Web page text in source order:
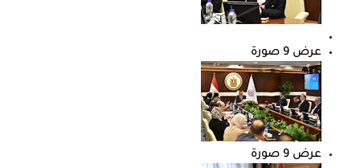
عرض 9 صورة
عرض 9 صورة